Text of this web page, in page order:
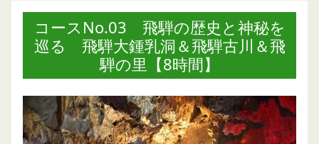
コースNo.03 飛騨の歴史と神秘を
巡る 飛騨大鍾乳洞＆飛騨古川＆飛
騨の里【8時間】